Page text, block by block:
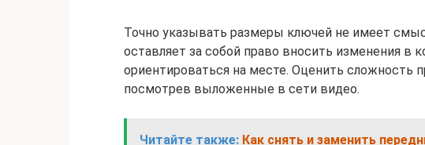
Точно указывать размеры ключей не имеет
оставляет за собой право вносить изменения в
ориентироваться на месте. Оценить сложность
посмотрев выложенные в сети видео.
Читайте также: Как снять и заменить